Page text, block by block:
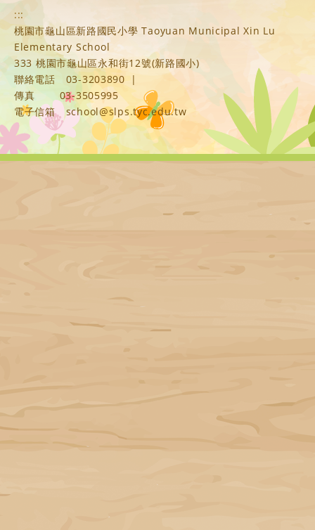
:::
桃園市龜山區新路國民小學 Taoyuan Municipal Xin Lu
Elementary School
333 桃園市龜山區永和街12號(新路國小)
聯絡電話
03-3203890
|
傳真
03-3505995
電子信箱
school@slps.tyc.edu.tw